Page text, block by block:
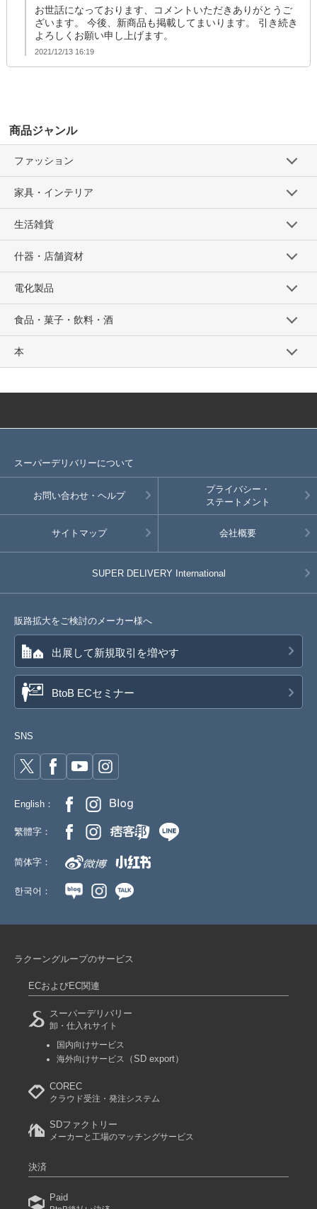
お世話になっております、コメントいただきありがとうご
ざいます。 今後、新商品も掲載してまいります。 引き続き
よろしくお願い申し上げます。
2021/12/13 16:19
商品ジャンル
ファッション
家具・インテリア
生活雑貨
什器・店舗資材
電化製品
食品・菓子・飲料・酒
本
スーパーデリバリーについて
お問い合わせ・ヘルプ
プライバシー・
ステートメント
サイトマップ 会社概要
SUPER DELIVERY International
販路拡大をご検討のメーカー様へ
出展して新規取引を増やす
BtoB ECセミナー
SNS
English：
繁體字：
简体字：
한국어：
ラクーングループのサービス
ECおよびEC関連
スーパーデリバリー
卸・仕入れサイト
国内向けサービス
海外向けサービス
（SD export）
COREC
クラウド受注・発注システム
SDファクトリー
メーカーと工場のマッチングサービス
決済
Paid